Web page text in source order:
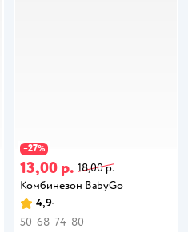
−27%
13,00 р. 18,00 р.
Комбинезон BabyGo
4,9
50 68 74 80